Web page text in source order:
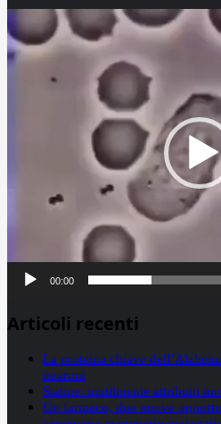
Player
00:00
Articoli recenti
La proteina chiave
neuroni
Statine: inutilmente attribuiti
Un farmaco, due nuove